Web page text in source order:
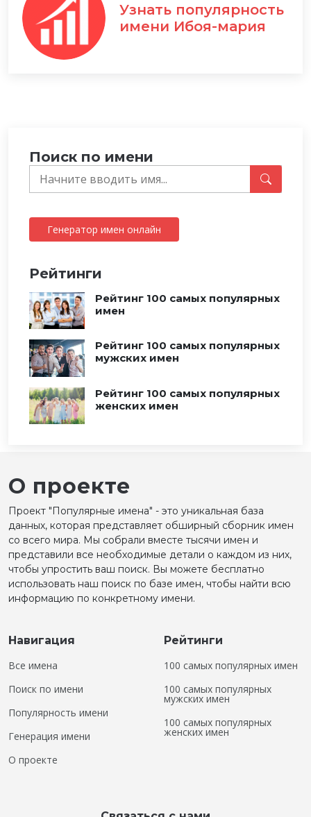
Узнать популярность
имени Ибоя-мария
Поиск по имени
Генератор имен онлайн
Рейтинги
Рейтинг 100 самых популярных
имен
Рейтинг 100 самых популярных
мужских имен
Рейтинг 100 самых популярных
женских имен
О проекте
Проект "Популярные имена" - это уникальная база
данных, которая представляет обширный сборник имен
со всего мира. Мы собрали вместе тысячи имен и
представили все необходимые детали о каждом из них,
чтобы упростить ваш поиск. Вы можете бесплатно
использовать наш поиск по базе имен, чтобы найти всю
информацию по конкретному имени.
Навигация
Все имена
Поиск по имени
Популярность имени
Генерация имени
О проекте
Рейтинги
100 самых популярных имен
100 самых популярных
мужских имен
100 самых популярных
женских имен